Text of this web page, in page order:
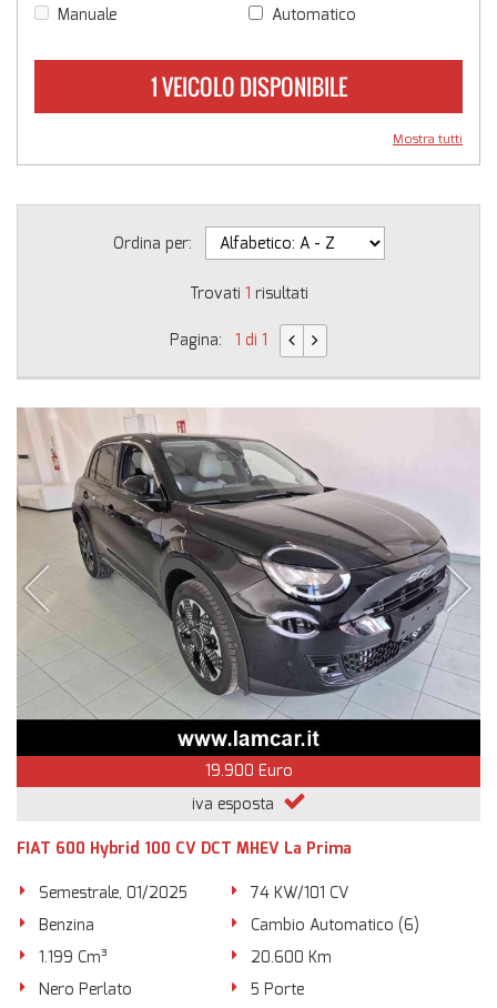
Manuale
Automatico
1 VEICOLO DISPONIBILE
Mostra tutti
Ordina per:
Trovati 1 risultati
Pagina: 1 di 1
19.900 Euro
iva esposta
FIAT 600 Hybrid 100 CV DCT MHEV La Prima
Semestrale, 01/2025
74 KW/101 CV
Benzina
Cambio Automatico (6)
1.199 Cm³
20.600 Km
Nero Perlato
5 Porte